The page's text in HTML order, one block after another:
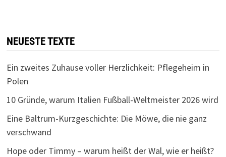
NEUESTE TEXTE
Ein zweites Zuhause voller Herzlichkeit: Pflegeheim in
Polen
10 Gründe, warum Italien Fußball-Weltmeister 2026 wird
Eine Baltrum-Kurzgeschichte: Die Möwe, die nie ganz
verschwand
Hope oder Timmy – warum heißt der Wal, wie er heißt?